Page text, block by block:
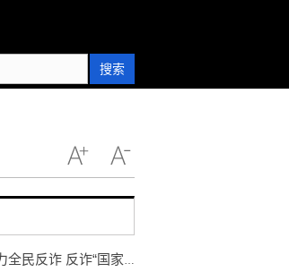
搜索
环球快消息！以科技助力全民反诈 反诈“国家队”推出七大反诈利器